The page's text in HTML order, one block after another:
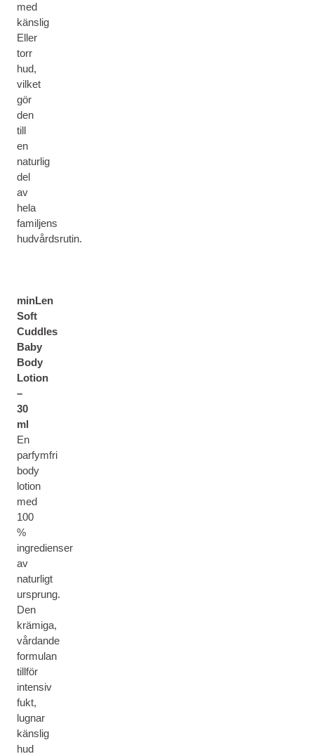
med
känslig
Eller
torr
hud,
vilket
gör
den
till
en
naturlig
del
av
hela
familjens
hudvårdsrutin.
minLen
Soft
Cuddles
Baby
Body
Lotion
–
30
ml
En
parfymfri
body
lotion
med
100
%
ingredienser
av
naturligt
ursprung.
Den
krämiga,
vårdande
formulan
tillför
intensiv
fukt,
lugnar
känslig
hud